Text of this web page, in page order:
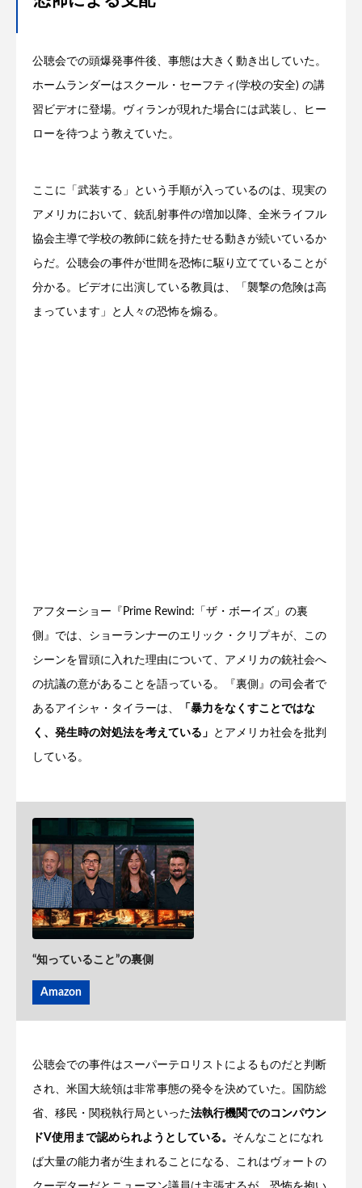
公聴会での頭爆発事件後、事態は大きく動き出していた。
ホームランダーはスクール・セーフティ(学校の安全) の講
習ビデオに登場。ヴィランが現れた場合には武装し、ヒー
ローを待つよう教えていた。
ここに「武装する」という手順が入っているのは、現実の
アメリカにおいて、銃乱射事件の増加以降、全米ライフル
協会主導で学校の教師に銃を持たせる動きが続いているか
らだ。公聴会の事件が世間を恐怖に駆り立てていることが
分かる。ビデオに出演している教員は、「襲撃の危険は高
まっています」と人々の恐怖を煽る。
アフターショー『Prime Rewind:「ザ・ボーイズ」の裏
側』では、ショーランナーのエリック・クリプキが、この
シーンを冒頭に入れた理由について、アメリカの銃社会へ
の抗議の意があることを語っている。『裏側』の司会者で
あるアイシャ・タイラーは、 「暴力をなくすことではな
く、発生時の対処法を考えている」 とアメリカ社会を批判
している。
“知っていること”の裏側
Amazon
公聴会での事件はスーパーテロリストによるものだと判断
され、米国大統領は非常事態の発令を決めていた。国防総
省、移民・関税執行局といった法執行機関でのコンパウン
ドV使用まで認められようとしている。 そんなことになれ
ば大量の能力者が生まれることになる、これはヴォートの